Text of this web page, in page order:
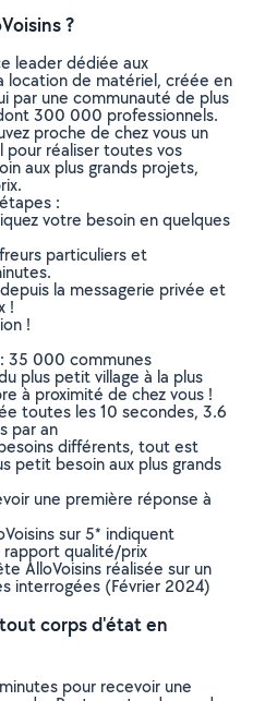
?
leader dédiée aux
location de matériel, créée en
par une communauté de plus
300 000 professionnels.
proche de chez vous un
pour réaliser toutes vos
aux plus grands projets,
:
votre besoin en quelques
particuliers et
la messagerie privée et
!
!
35 000 communes
plus petit village à la plus
à proximité de chez vous !
toutes les 10 secondes, 3.6
par an
différents, tout est
petit besoin aux plus grands
une première réponse à
sur 5* indiquent
rapport qualité/prix
AlloVoisins réalisée sur un
interrogées (Février 2024)
corps d'état en
pour recevoir une